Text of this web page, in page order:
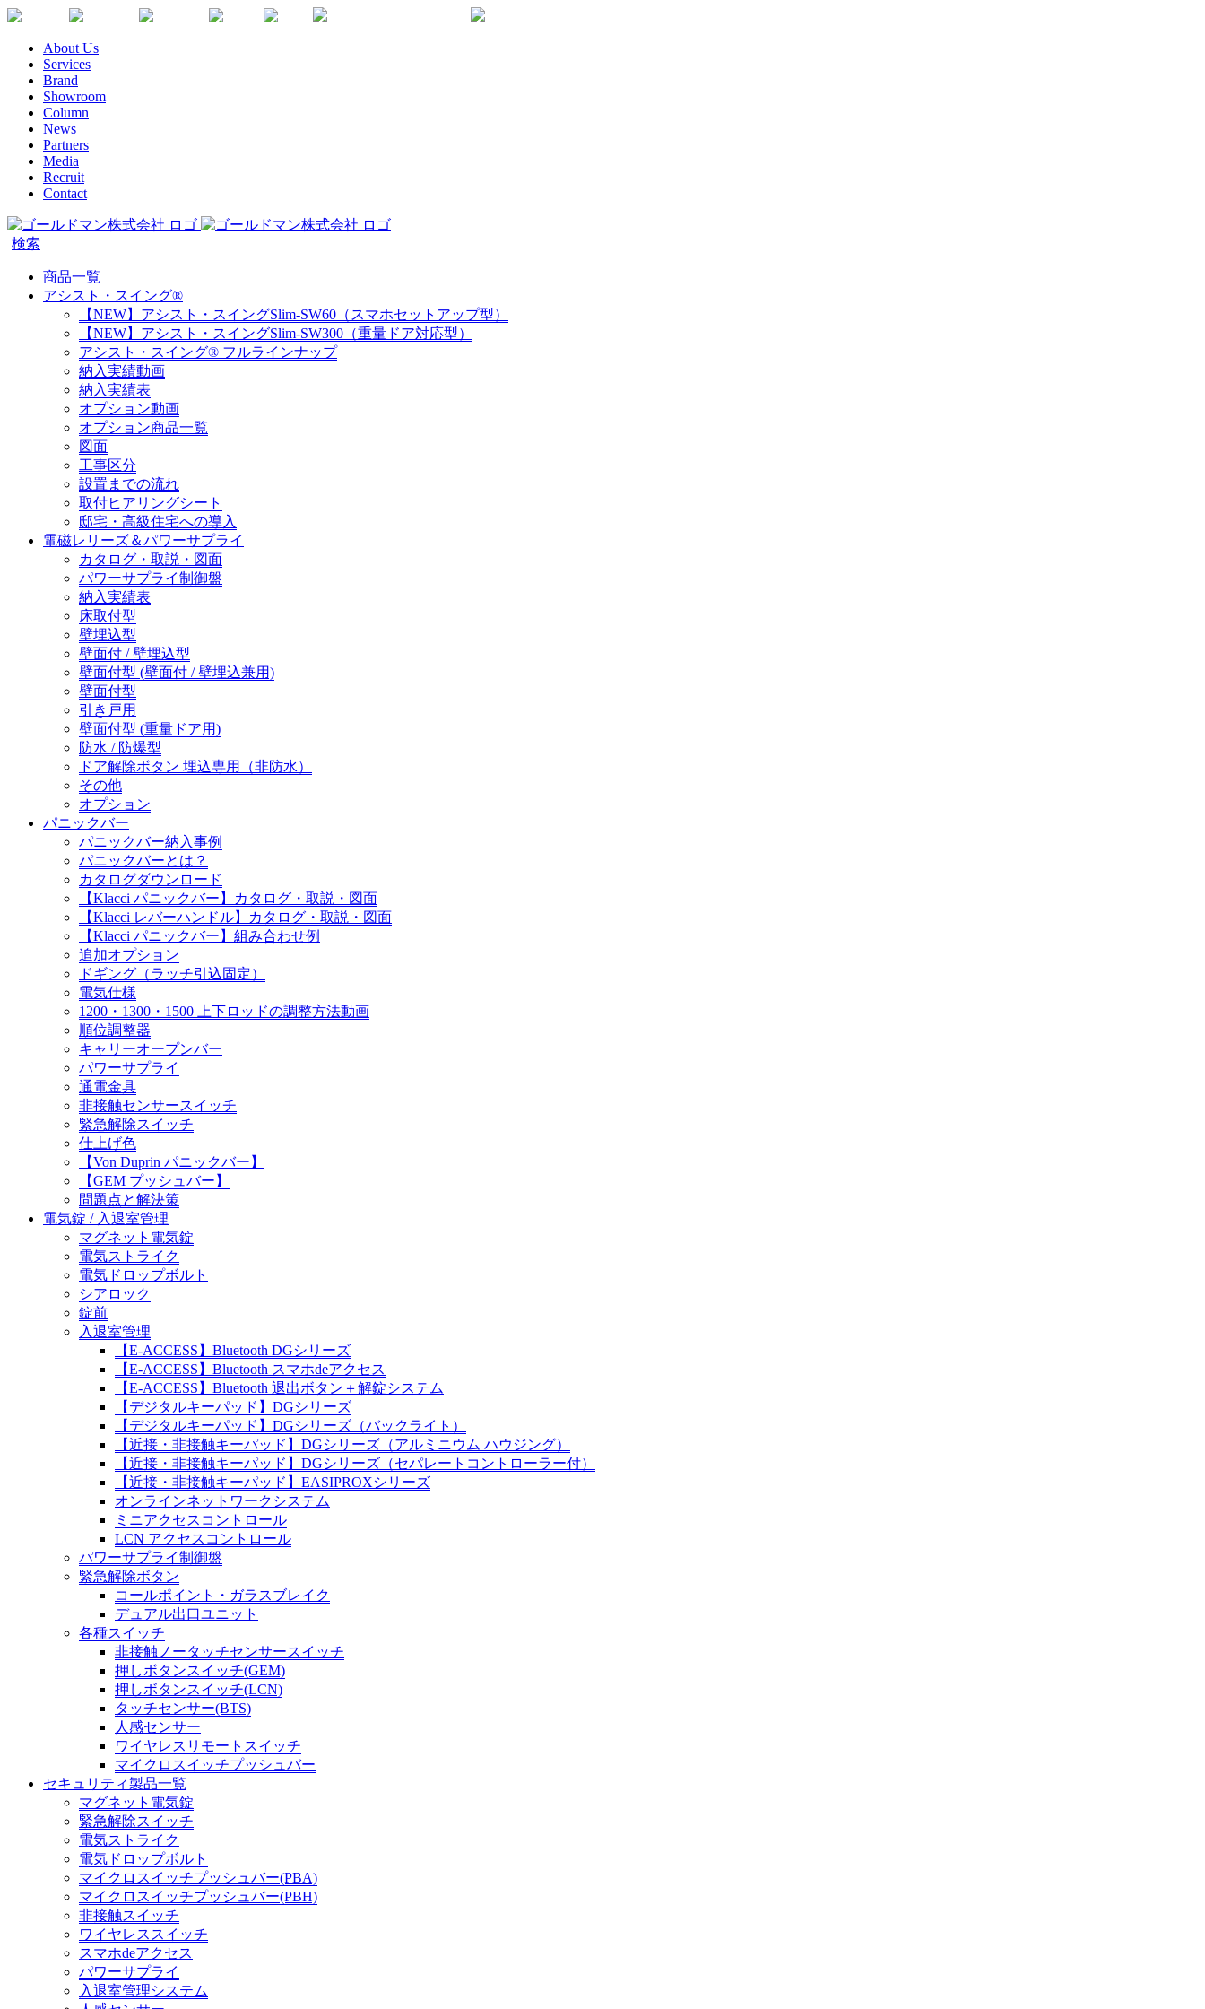
Skip
content
Youtube Instagram Facebook Twitter SDGs
か
楽
About Us
Services
Brand
Showroom
Column
News
Partners
Media
Recruit
Contact
商品一覧
アシスト・スイング®
【NEW】アシスト・スイングSlim-SW60（スマホセットアップ型）
【NEW】アシスト・スイングSlim-SW300（重量ドア対応型）
アシスト・スイング® フルラインナップ
納入実績動画
納入実績表
オプション動画
オプション商品一覧
図面
工事区分
設置までの流れ
取付ヒアリングシート
邸宅・高級住宅への導入
電磁レリーズ＆パワーサプライ
カタログ・取説・図面
パワーサプライ制御盤
納入実績表
床取付型
壁埋込型
壁面付 / 壁埋込型
壁面付型 (壁面付 / 壁埋込兼用)
壁面付型
引き戸用
壁面付型 (重量ドア用)
防水 / 防爆型
ドア解除ボタン 埋込専用（非防水）
その他
オプション
パニックバー
パニックバー納入事例
パニックバーとは？
カタログダウンロード
【Klacci パニックバー】カタログ・取説・図面
【Klacci レバーハンドル】カタログ・取説・図面
【Klacci パニックバー】組み合わせ例
追加オプション
ドギング（ラッチ引込固定）
電気仕様
1200・1300・1500 上下ロッドの調整方法動画
順位調整器
キャリーオープンバー
パワーサプライ
通電金具
非接触センサースイッチ
緊急解除スイッチ
仕上げ色
【Von Duprin パニックバー】
【GEM プッシュバー】
問題点と解決策
電気錠 / 入退室管理
マグネット電気錠
電気ストライク
電気ドロップボルト
シアロック
錠前
入退室管理
【E-ACCESS】Bluetooth DGシリーズ
【E-ACCESS】Bluetooth スマホdeアクセス
【E-ACCESS】Bluetooth 退出ボタン＋解錠システム
【デジタルキーパッド】DGシリーズ
【デジタルキーパッド】DGシリーズ（バックライト）
【近接・非接触キーパッド】DGシリーズ（アルミニウム ハウジング）
【近接・非接触キーパッド】DGシリーズ（セパレートコントローラー付）
【近接・非接触キーパッド】EASIPROXシリーズ
オンラインネットワークシステム
ミニアクセスコントロール
LCN アクセスコントロール
パワーサプライ制御盤
緊急解除ボタン
コールポイント・ガラスブレイク
デュアル出口ユニット
各種スイッチ
非接触ノータッチセンサースイッチ
押しボタンスイッチ(GEM)
押しボタンスイッチ(LCN)
タッチセンサー(BTS)
人感センサー
ワイヤレスリモートスイッチ
マイクロスイッチプッシュバー
セキュリティ製品一覧
マグネット電気錠
緊急解除スイッチ
電気ストライク
電気ドロップボルト
マイクロスイッチプッシュバー(PBA)
マイクロスイッチプッシュバー(PBH)
非接触スイッチ
ワイヤレススイッチ
スマホdeアクセス
パワーサプライ
入退室管理システム